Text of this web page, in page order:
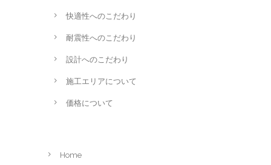
快適性へのこだわり
耐震性へのこだわり
設計へのこだわり
施工エリアについて
価格について
Home